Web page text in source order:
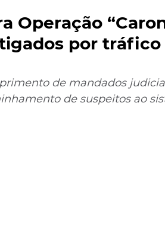
Operação
por tráfico
de mandados
de suspeitos ao